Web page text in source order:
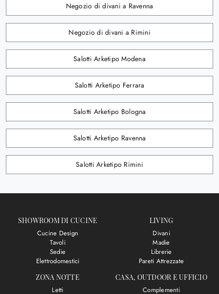
Negozio di divani a Ravenna
Negozio di divani a Rimini
Salotti Arketipo Modena
Salotti Arketipo Ferrara
Salotti Arketipo Bologna
Salotti Arketipo Ravenna
Salotti Arketipo Rimini
SHOWROOM DI CUCINE
Cucine Design
Tavoli
Sedie
Elettrodomestici
LIVING
Divani
Madie
Librerie
Pareti Attrezzate
ZONA NOTTE
Letti
CASA, OUTDOOR E UFFICIO
Complementi